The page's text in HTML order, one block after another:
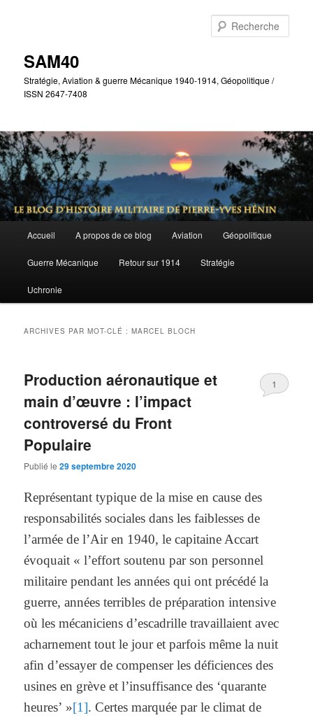
SAM40
Stratégie, Aviation & guerre Mécanique 1940-1914, Géopolitique /
ISSN 2647-7408
principal
Accueil A propos de ce blog Aviation Géopolitique
Guerre Mécanique Retour sur 1914 Stratégie
Uchronie
ARCHIVES PAR MOT-CLÉ :MARCEL BLOCH
Production aéronautique et
main d’œuvre : l’impact
controversé du Front
Populaire
Publié le29 septembre 2020
1
Représentant typique de la mise en cause des
responsabilités sociales dans les faiblesses de
l’armée de l’Air en 1940, le capitaine Accart
évoquait « l’effort soutenu par son personnel
militaire pendant les années qui ont précédé la
guerre, années terribles de préparation intensive
où les mécaniciens d’escadrille travaillaient avec
acharnement tout le jour et parfois même la nuit
afin d’essayer de compenser les déficiences des
usines en grève et l’insuffisance des ‘quarante
heures’ »[1]. Certes marquée par le climat de